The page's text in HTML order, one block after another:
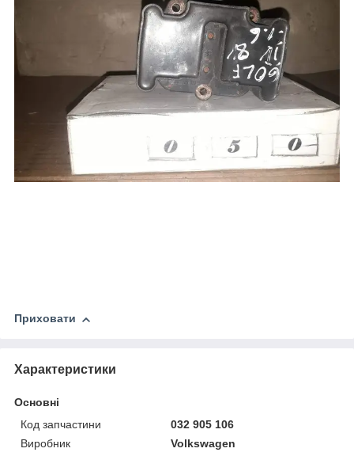
Приховати
Характеристики
Основні
Код запчастини
032 905 106
Виробник
Volkswagen